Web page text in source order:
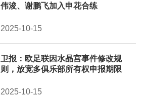
伟浚、谢鹏飞加入申花合练
2025-10-15
卫报：欧足联因水晶宫事件修改规
则，放宽多俱乐部所有权申报期限
2025-10-15